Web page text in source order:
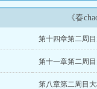
《春
第十四章第二周
第十一章第二周
第八章第二周目